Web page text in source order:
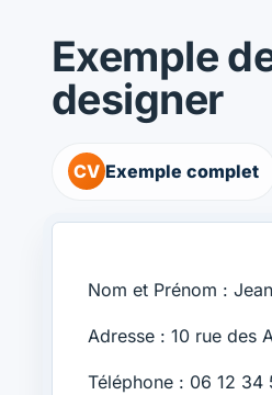
Exemple
designer
CV Exemple complet
Nom et Prénom :
Adresse : 10 rue des
Téléphone : 06 12 34